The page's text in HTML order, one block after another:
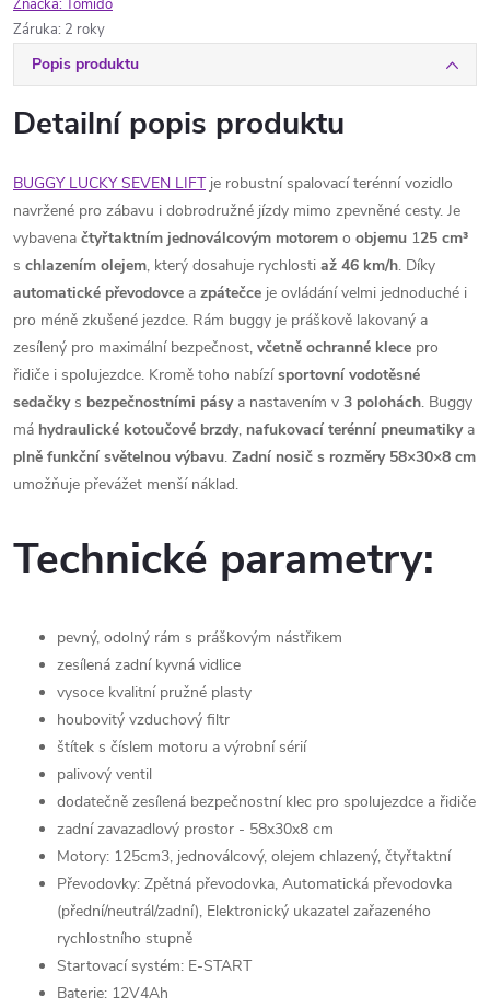
Značka:Tomido
Záruka: 2 roky
Popis produktu
Detailní popis produktu
BUGGY LUCKY SEVEN LIFTje robustní spalovací terénní vozidlo
navržené pro zábavu i dobrodružné jízdy mimo zpevněné cesty. Je
vybavena čtyřtaktním jednoválcovým motorem o objemu 125 cm³
s chlazením olejem, který dosahuje rychlosti až 46 km/h. Díky
automatické převodovce a zpátečce je ovládání velmi jednoduché i
pro méně zkušené jezdce. Rám buggy je práškově lakovaný a
zesílený pro maximální bezpečnost, včetně ochranné klece pro
řidiče i spolujezdce. Kromě toho nabízísportovní vodotěsné
sedačkys bezpečnostními pásya nastavením v 3 polohách. Buggy
má hydraulické kotoučové brzdy, nafukovací terénní pneumatikya
plně funkční světelnou výbavu. Zadní nosič s rozměry 58×30×8 cm
umožňuje převážet menší náklad.
Technické parametry:
pevný, odolný rám s práškovým nástřikem
zesílená zadní kyvná vidlice
vysoce kvalitní pružné plasty
houbovitý vzduchový filtr
štítek s číslem motoru a výrobní sérií
palivový ventil
dodatečně zesílená bezpečnostní klec pro spolujezdce a řidiče
zadní zavazadlový prostor - 58x30x8 cm
Motory: 125cm3, jednoválcový, olejem chlazený, čtyřtaktní
Převodovky: Zpětná převodovka, Automatická převodovka
(přední/neutrál/zadní), Elektronický ukazatel zařazeného
rychlostního stupně
Startovací systém: E-START
Baterie: 12V4Ah